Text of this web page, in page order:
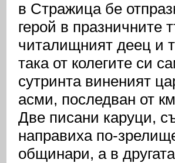
в Стражица бе
герой в празничните
читалищният деец и
така от колегите си
сутринта виненият
асми, последван от
Две писани каруци,
направиха по-
общинари, а в